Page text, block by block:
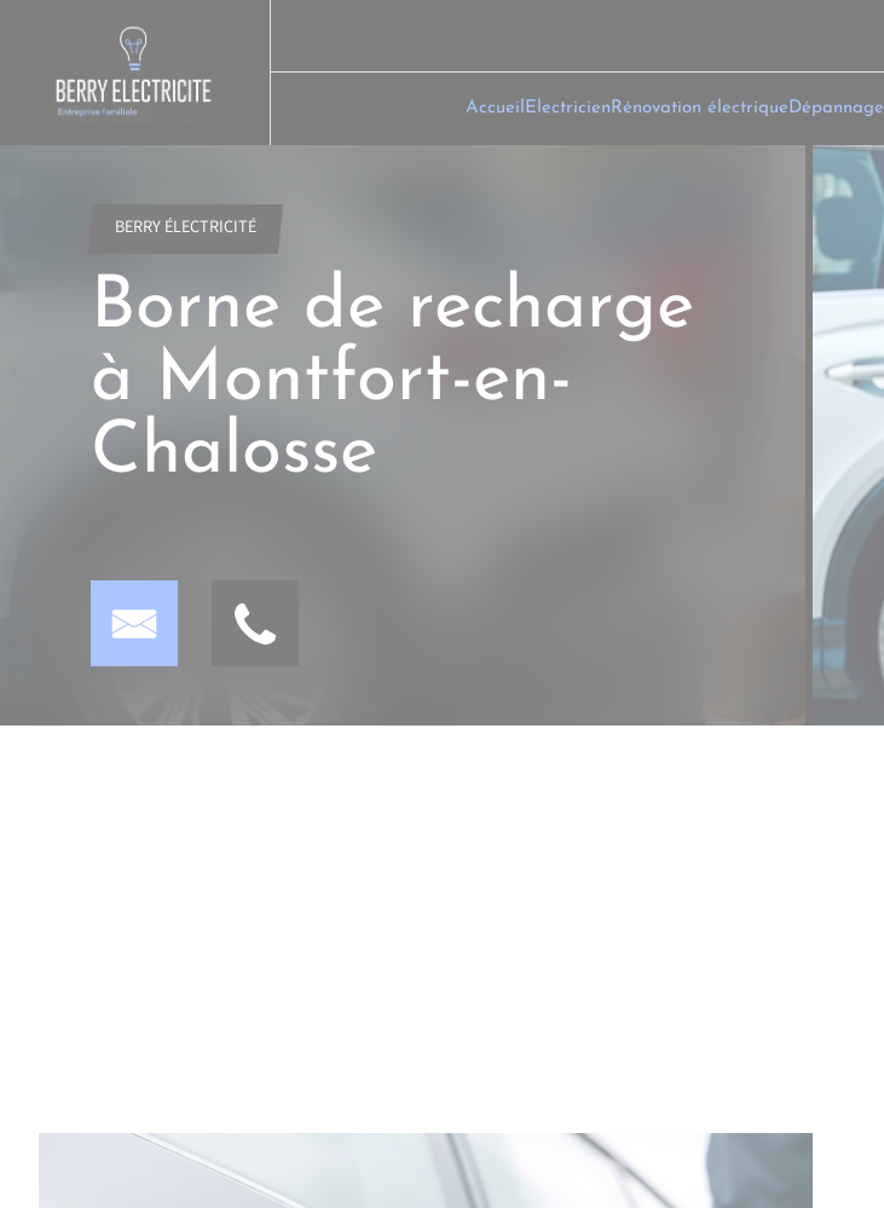
AccueilElectricienRénovation électriqueDépannage
BERRY ÉLECTRICITÉ
Borne de recharge
à Montfort-en-
Chalosse